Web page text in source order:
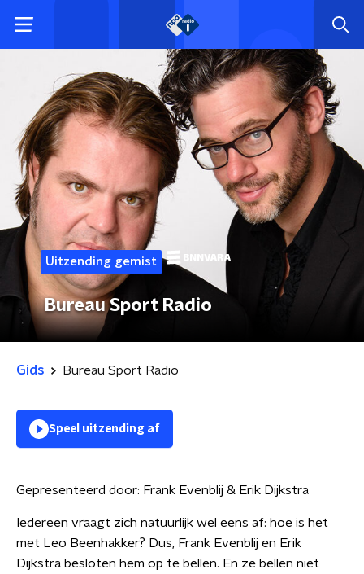
Uitzending gemist
Bureau Sport Radio
Gids Bureau Sport Radio
Speel uitzending af
Gepresenteerd door: Frank Evenblij & Erik Dijkstra
Iedereen vraagt zich natuurlijk wel eens af: hoe is het
met Leo Beenhakker? Dus, Frank Evenblij en Erik
Dijkstra besloten hem op te bellen. En ze bellen niet